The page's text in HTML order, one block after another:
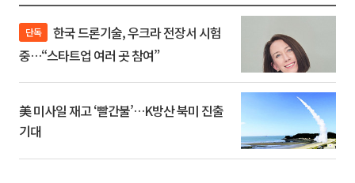
단독
중…“스타트업 여러 곳 참여”
美 미사일 재고 ‘빨간불’…K방산 북미 진출
기대